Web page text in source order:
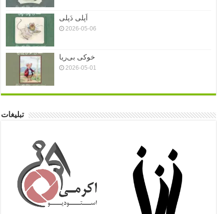
اَپلی دَپلی
2026-05-06
خوکی بی‌ریا
2026-05-01
تبلیغات